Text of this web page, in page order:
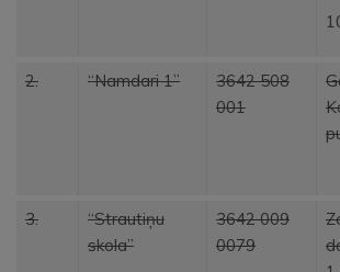
2. “Namdari 1”
3642 508
001
3.
“Strautiņu
skola”
3642 009
0079